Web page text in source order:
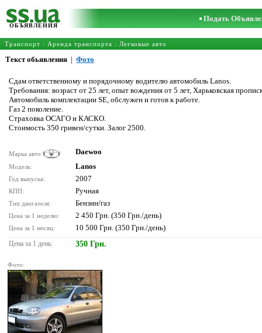
ОБЪЯВЛЕНИЯ
Подать
Транспорт : Аренда транспорта : Легковые авто
Текст обьявления | Фото
Сдам ответственному и порядочному водителю автомобиль Lanos.
Требования: возраст от 25 лет, опыт вождения от 5 лет, Харьковская
Автомобиль комплектации SE, обслужен и готов к работе.
Газ 2 поколение.
Страховка ОСАГО и КАСКО.
Стоимость 350 гривен/сутки. Залог 2500.
Марка авто Daewoo
Модель: Lanos
Год выпуска: 2007
КПП: Ручная
Тип двигателя: Бензин/газ
Цена за 1 неделю: 2 450 Грн. (350 Грн./день)
Цена за 1 месяц: 10 500 Грн. (350 Грн./день)
Цена за 1 день: 350 Грн.
Фото: